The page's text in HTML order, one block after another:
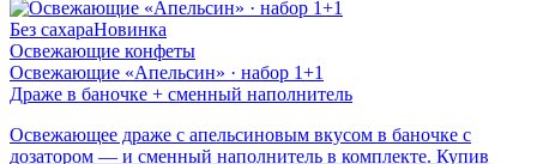
Без сахараНовинка
Освежающие конфеты
Освежающие «Апельсин» · набор 1+1
Драже в баночке + сменный наполнитель
Освежающее драже с апельсиновым вкусом в баночке с
дозатором — и сменный наполнитель в комплекте. Купив